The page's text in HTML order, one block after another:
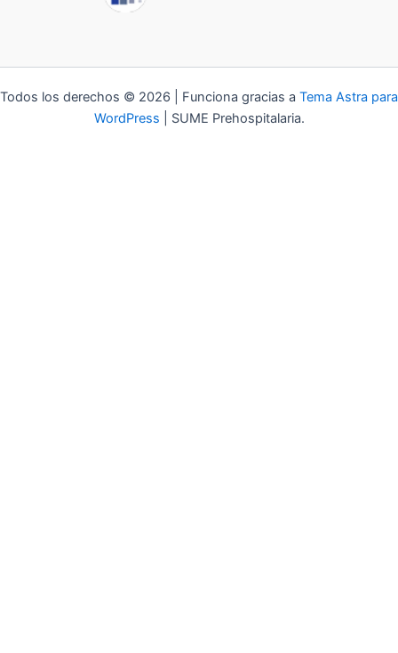
Todos los derechos © 2026 | Funciona gracias a Tema Astra para
WordPress | SUME Prehospitalaria.